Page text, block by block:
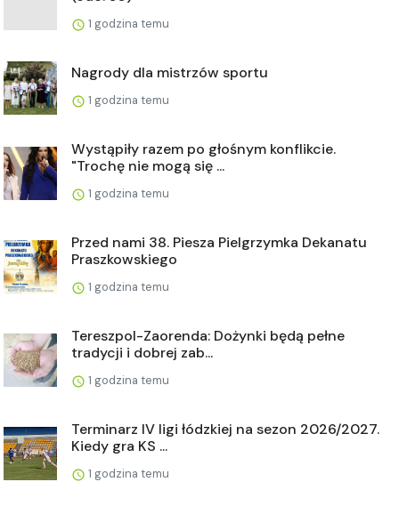
1 godzina temu
Nagrody dla mistrzów sportu
1 godzina temu
Wystąpiły razem po głośnym konflikcie.
"Trochę nie mogą się ...
1 godzina temu
Przed nami 38. Piesza Pielgrzymka Dekanatu
Praszkowskiego
1 godzina temu
Tereszpol-Zaorenda: Dożynki będą pełne
tradycji i dobrej zab...
1 godzina temu
Terminarz IV ligi łódzkiej na sezon 2026/2027.
Kiedy gra KS ...
1 godzina temu